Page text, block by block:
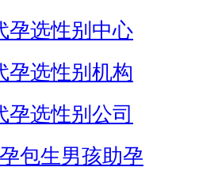
孕选性别中心
孕选性别机构
孕选性别公司
包生男孩助孕